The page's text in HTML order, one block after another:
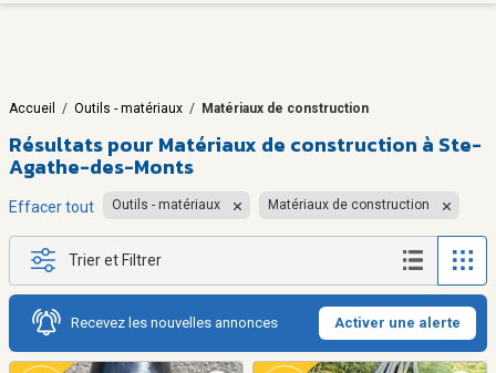
Accueil / Outils - matériaux / Matériaux de construction
Résultats pour Matériaux de construction à Ste-
Agathe-des-Monts
Effacer tout Outils - matériaux Matériaux de construction
Trier et Filtrer
Recevez les nouvelles annonces Activer une alerte